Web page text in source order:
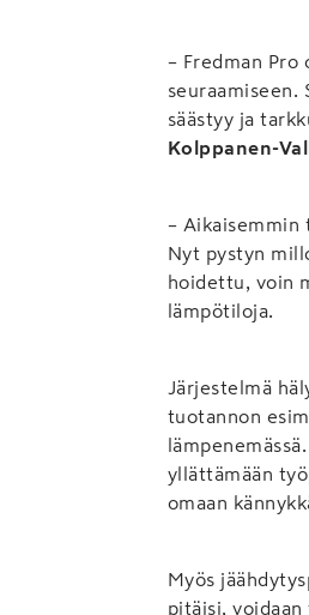
– Fredman
seuraamiseen.
säästyy ja
Kolppanen-
– Aikaisemmin
Nyt pystyn
hoidettu, voin
lämpötiloja.
Järjestelmä
tuotannon
yllättämään
omaan
Myös
pitäisi, voidaan